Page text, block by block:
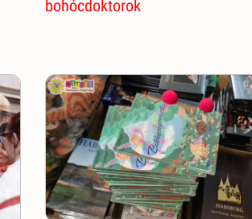
bohócdoktorok